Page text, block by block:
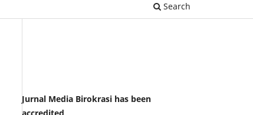
Search
Jurnal Media Birokrasi has been